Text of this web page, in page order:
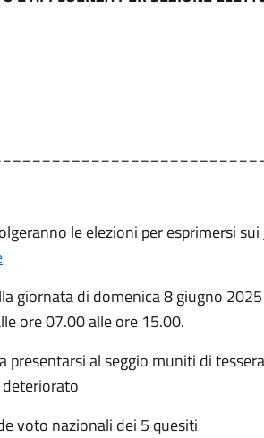
le elezioni per esprimersi sui
giornata di domenica 8 giugno
ore 07.00 alle ore 15.00.
presentarsi al seggio muniti di
voto nazionali dei 5 quesiti